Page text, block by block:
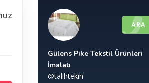
ARA
Gülens Pike Tekstil Ürünleri
İmalatı
@talihtekin